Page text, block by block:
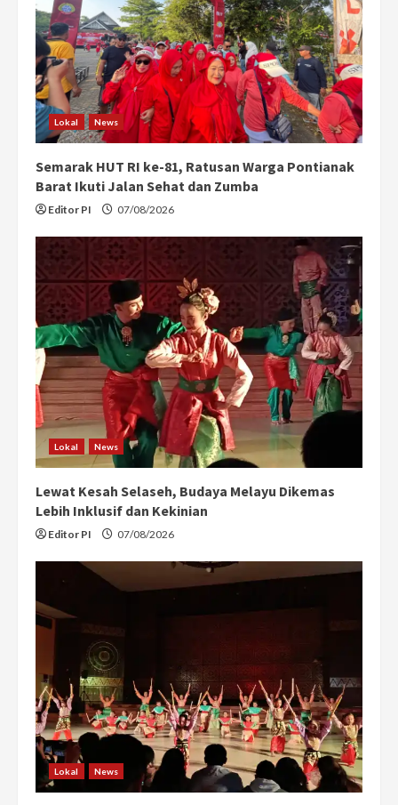
Lokal News
Semarak HUT RI ke-81, Ratusan Warga Pontianak
Barat Ikuti Jalan Sehat dan Zumba
Editor PI 07/08/2026
Lokal News
Lewat Kesah Selaseh, Budaya Melayu Dikemas
Lebih Inklusif dan Kekinian
Editor PI 07/08/2026
Lokal News